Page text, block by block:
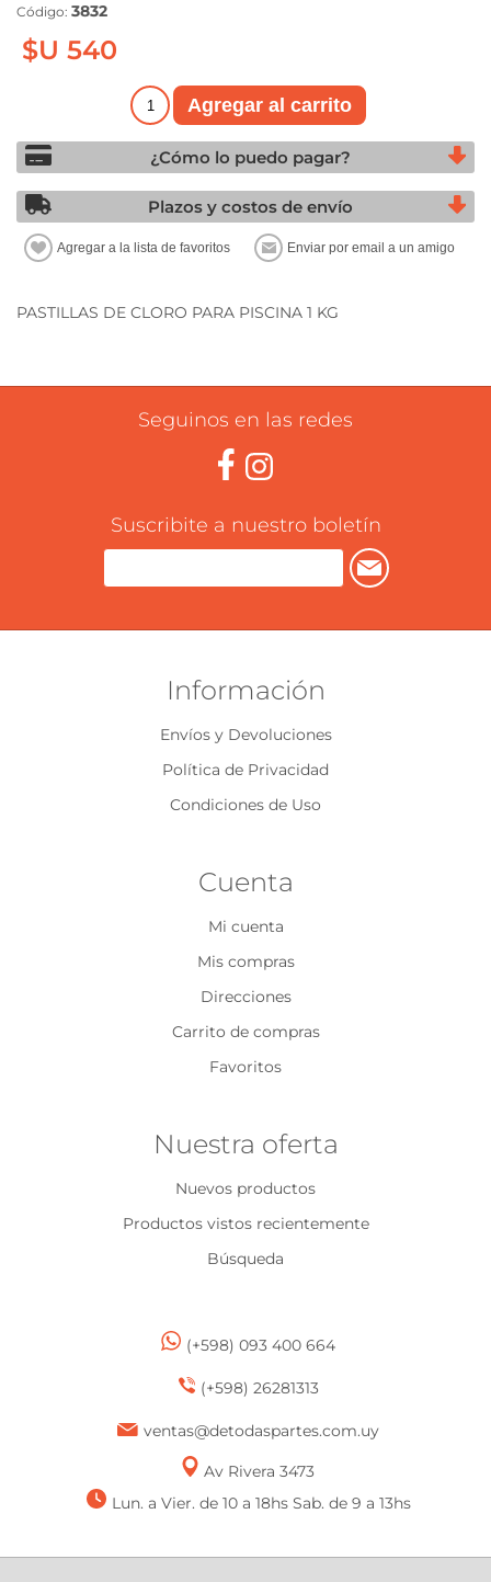
Código: 3832
$U 540
¿Cómo lo puedo pagar?
Plazos y costos de envío
PASTILLAS DE CLORO PARA PISCINA 1 KG
Seguinos en las redes
Suscribite a nuestro boletín
Información
Envíos y Devoluciones
Política de Privacidad
Condiciones de Uso
Cuenta
Mi cuenta
Mis compras
Direcciones
Carrito de compras
Favoritos
Nuestra oferta
Nuevos productos
Productos vistos recientemente
Búsqueda
(+598) 093 400 664
(+598) 26281313
ventas@detodaspartes.com.uy
Av Rivera 3473
Lun. a Vier. de 10 a 18hs Sab. de 9 a 13hs